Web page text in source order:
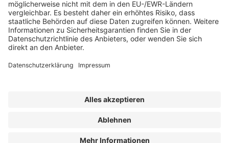
Werben bei uns
Kennen Sie schon unserenNewsletter "Kommunales
|Datenschutz